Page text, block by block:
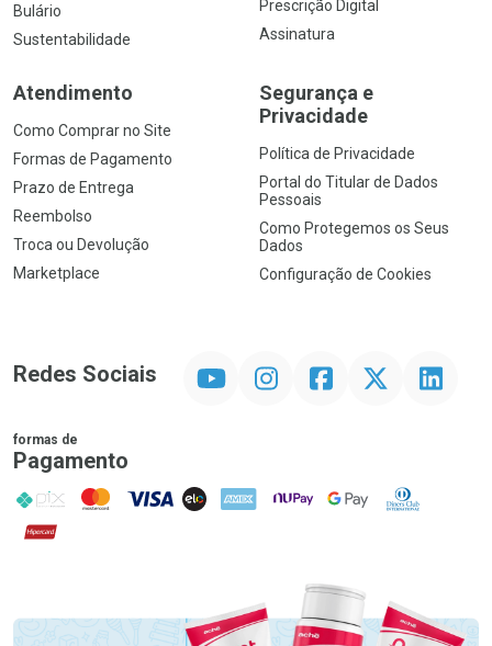
Bulário
Sustentabilidade
Prescrição Digital
Assinatura
Atendimento
Como Comprar no Site
Formas de Pagamento
Prazo de Entrega
Reembolso
Troca ou Devolução
Marketplace
Segurança e
Privacidade
Política de Privacidade
Portal do Titular de Dados
Pessoais
Como Protegemos os Seus
Dados
Configuração de Cookies
Redes Sociais InstagramFacebookTwitter Linkedin
formas de
Pagamento
PIX MasterCard
VISA ELO AMEX NuPay Google PayDiners Club
Hipercard
Promoção em Destaque